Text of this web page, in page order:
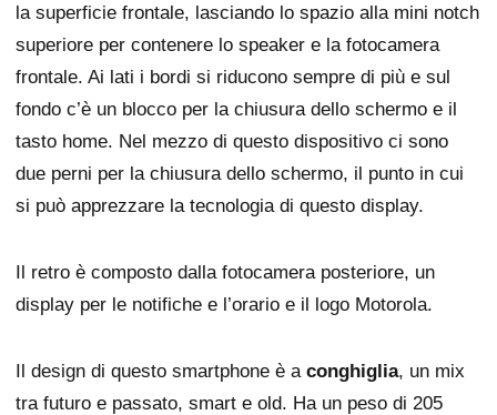
la superficie frontale, lasciando lo spazio alla mini notch
superiore per contenere lo speaker e la fotocamera
frontale. Ai lati i bordi si riducono sempre di più e sul
fondo c’è un blocco per la chiusura dello schermo e il
tasto home. Nel mezzo di questo dispositivo ci sono
due perni per la chiusura dello schermo, il punto in cui
si può apprezzare la tecnologia di questo display.
Il retro è composto dalla fotocamera posteriore, un
display per le notifiche e l’orario e il logo Motorola.
Il design di questo smartphone è a conghiglia, un mix
tra futuro e passato, smart e old. Ha un peso di 205